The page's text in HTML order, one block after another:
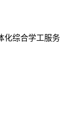
化综合学工服务